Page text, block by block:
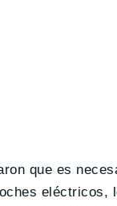
que es
eléctricos,